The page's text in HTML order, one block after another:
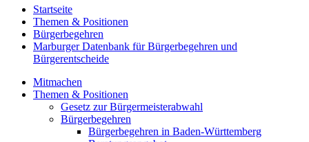
Startseite
Themen & Positionen
Bürgerbegehren
Marburger Datenbank für Bürgerbegehren und
Bürgerentscheide
Mitmachen
Themen & Positionen
Gesetz zur Bürgermeisterabwahl
Bürgerbegehren
Bürgerbegehren in Baden-Württemberg